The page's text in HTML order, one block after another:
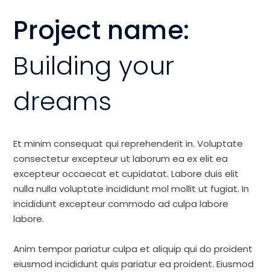
Project name:
Building your
dreams
Et minim consequat qui reprehenderit in. Voluptate
consectetur excepteur ut laborum ea ex elit ea
excepteur occaecat et cupidatat. Labore duis elit
nulla nulla voluptate incididunt mol mollit ut fugiat. In
incididunt excepteur commodo ad culpa labore
labore.
Anim tempor pariatur culpa et aliquip qui do proident
eiusmod incididunt quis pariatur ea proident. Eiusmod